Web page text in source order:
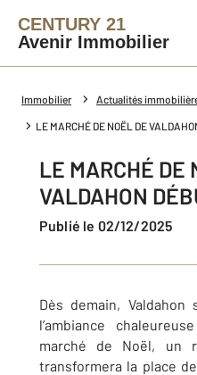
CENTURY 21
Avenir Immobilier
Immobilier Actualités
LE MARCHÉ DE NOËL DE
LE MARCHÉ DE
VALDAHON
Publié le 02/12/2025
Dès demain, Valdahon
l’ambiance
marché de Noël, un
transformera la place